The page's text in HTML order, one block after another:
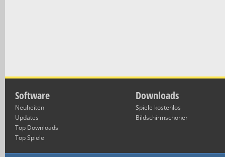
Software
Neuheiten
Updates
Top Downloads
Top Spiele
Downloads
Spiele kostenlos
Bildschirmschoner